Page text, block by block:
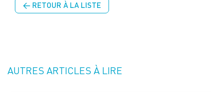
← RETOUR À LA LISTE
AUTRES ARTICLES À LIRE